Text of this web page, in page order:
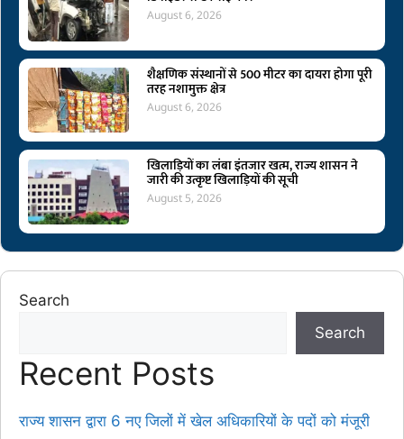
August 6, 2026
शैक्षणिक संस्थानों से 500 मीटर का दायरा होगा पूरी
तरह नशामुक्त क्षेत्र
August 6, 2026
खिलाड़ियों का लंबा इंतजार खत्म, राज्य शासन ने
जारी की उत्कृष्ट खिलाड़ियों की सूची
August 5, 2026
Search
Search
Recent Posts
राज्य शासन द्वारा 6 नए जिलों में खेल अधिकारियों के पदों को मंजूरी